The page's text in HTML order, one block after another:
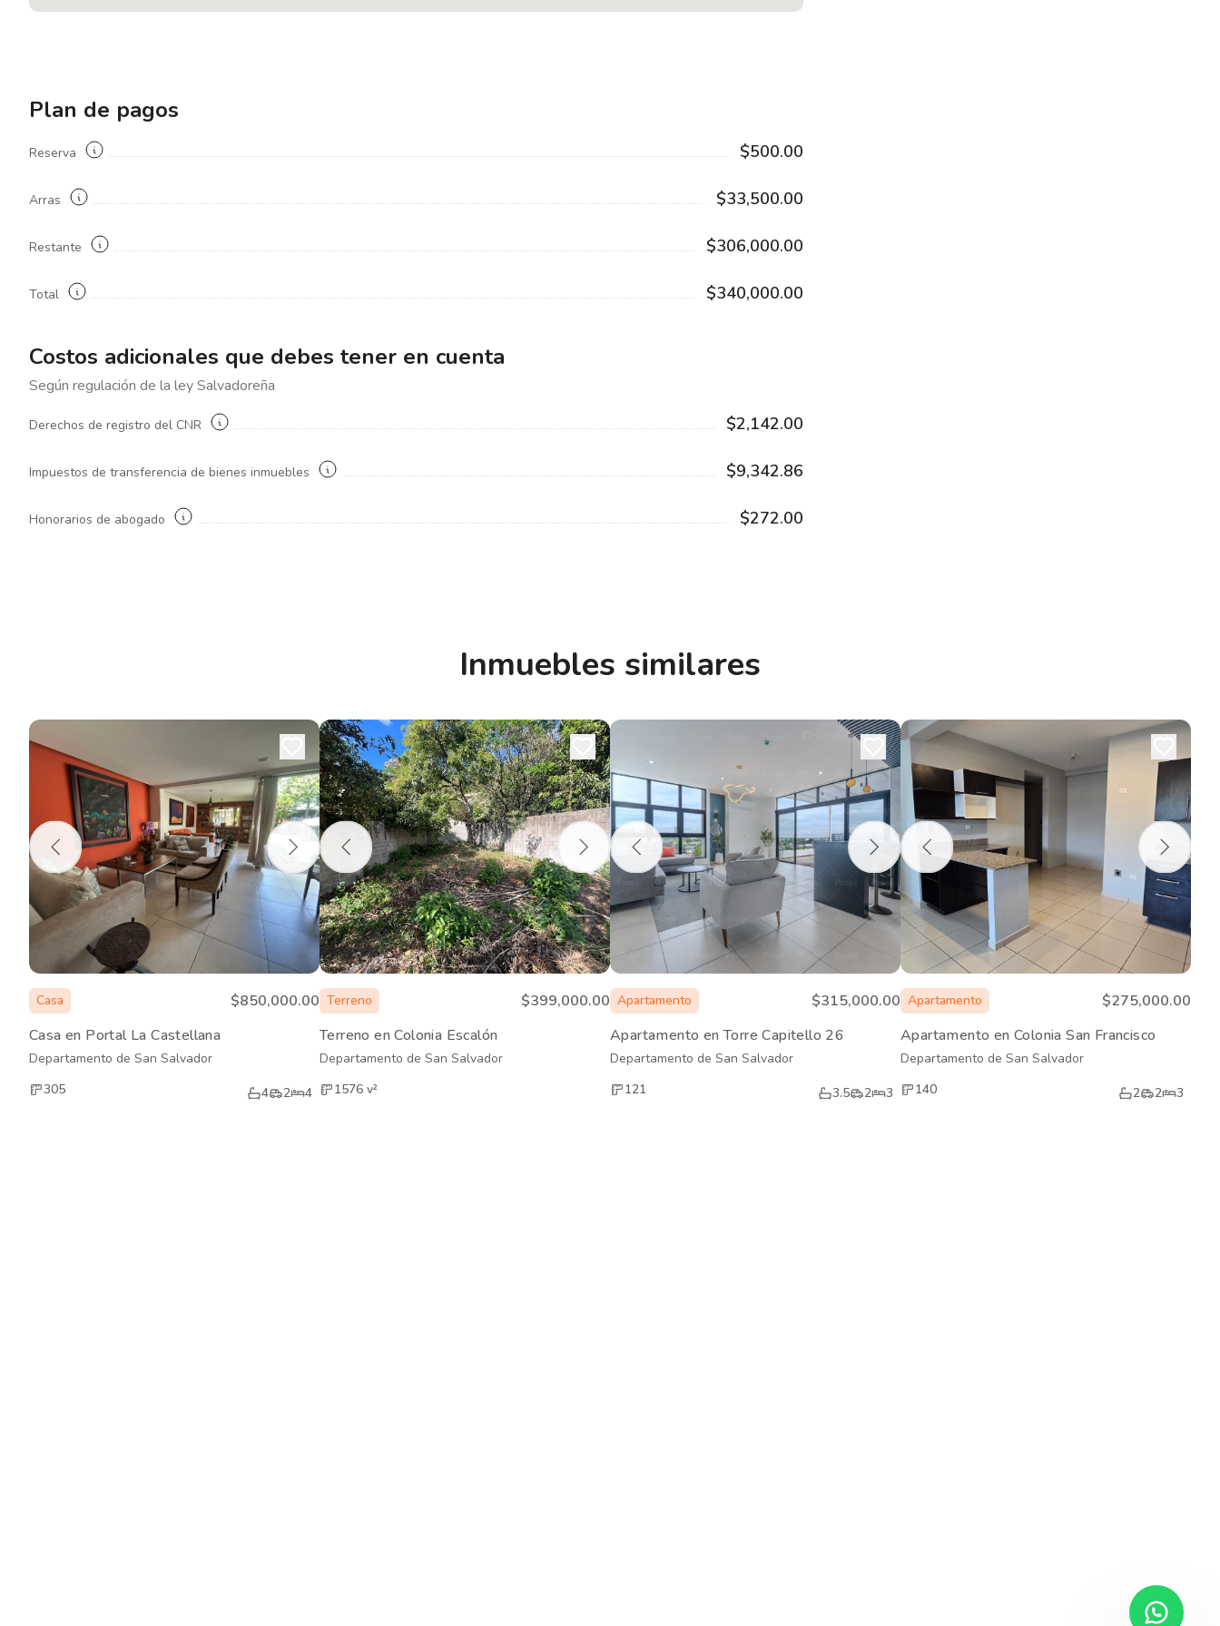
Plan de pagos
Reserva $500.00
Arras $33,500.00
Restante $306,000.00
Total $340,000.00
Costos adicionales que debes tener en cuenta
Según regulación de la leySalvadoreña
Derechos de registro del CNR $2,142.00
Impuestos de transferencia de bienes inmuebles $9,342.86
Honorarios de abogado $272.00
Inmuebles similares
Casa
$850,000.00
Casa en Portal La Castellana
Departamento de San Salvador
305
4 2 4
Terreno
$399,000.00
Terreno en Colonia Escalón
Departamento de San Salvador
1576 v²
Apartamento
$315,000.00
Apartamento en Torre Capitello 26
Departamento de San Salvador
121
3.5 2 3
Apartamento
$275,000.00
Apartamento en Colonia San Francisco
Departamento de San Salvador
140
2 2 3